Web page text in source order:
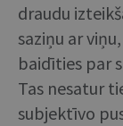
draudu
saziņu ar
baidīties par
Tas nesatur
subjektīvo